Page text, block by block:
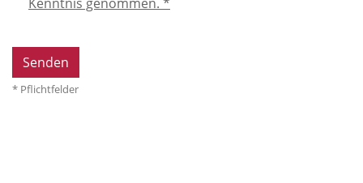
* Pflichtfelder